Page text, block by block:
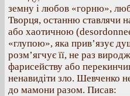
земну і любов «горню»,
Творця, останню ставлячи
або хаотичною
«глупою», яка прив’язує
розм’ягчує її, не раз
фарисейству або
ненавидіти зло. Шевченко
до мамони разом. Писав: